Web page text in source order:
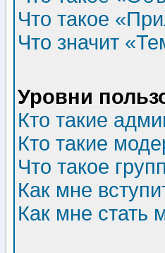
Что такое
Что значит
Уровни
Кто такие
Кто такие
Что такое
Как мне
Как мне стать